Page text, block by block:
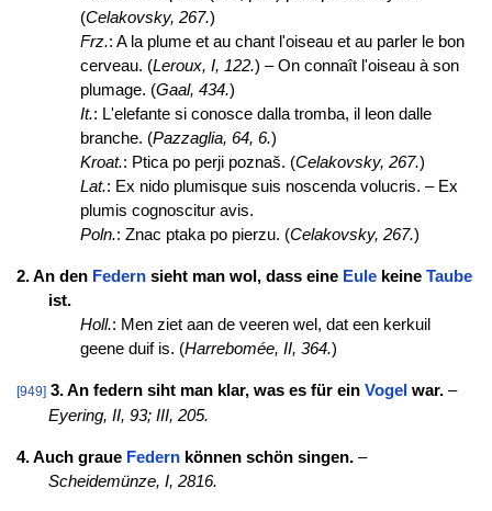
(Celakovsky, 267.)
Frz.: A la plume et au chant l'oiseau et au parler le bon
cerveau. (Leroux, I, 122.) – On connaît l'oiseau à son
plumage. (Gaal, 434.)
It.: L'elefante si conosce dalla tromba, il leon dalle
branche. (Pazzaglia, 64, 6.)
Kroat.: Ptica po perji poznaš. (Celakovsky, 267.)
Lat.: Ex nido plumisque suis noscenda volucris. – Ex
plumis cognoscitur avis.
Poln.: Znac ptaka po pierzu. (Celakovsky, 267.)
2. An den Federnsieht man wol, dass eine Eulekeine Taube
ist.
Holl.: Men ziet aan de veeren wel, dat een kerkuil
geene duif is. (Harrebomée, II, 364.)
[949] 3. An federn siht man klar, was es für ein Vogel war.–
Eyering, II, 93; III, 205.
4. Auch graue Federnkönnen schön singen.–
Scheidemünze, I, 2816.